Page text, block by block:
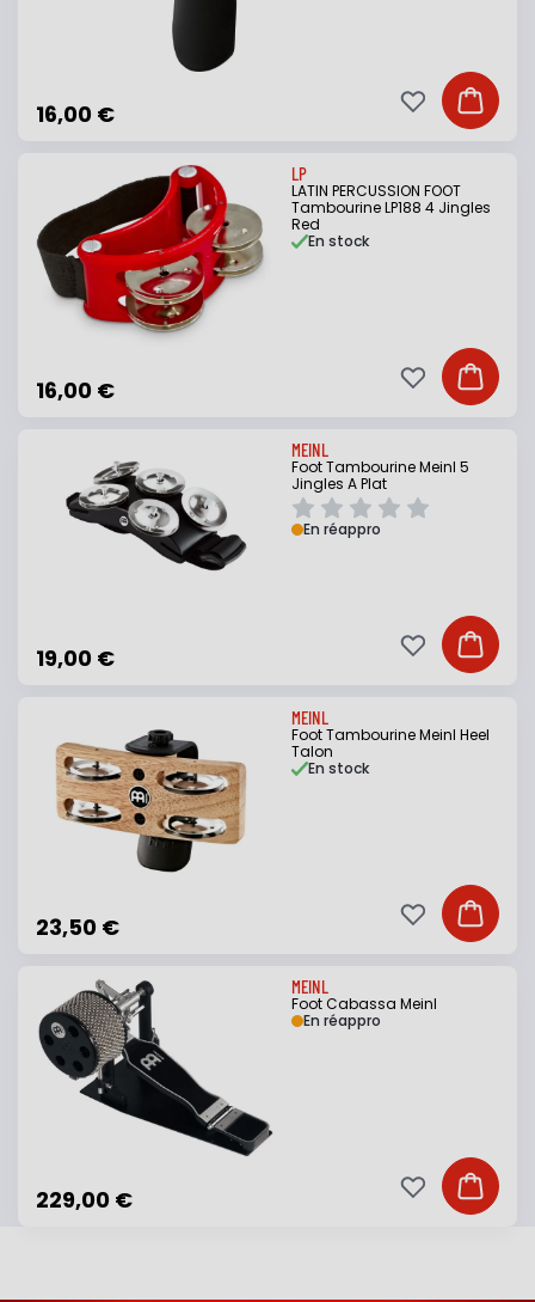
16,00 € Ajouter
Ajouter à ma
LP
LATIN PERCUSSION FOOT
Tambourine LP188 4 Jingles
Red
16,00 €
En stock
Ajouter
Ajouter à ma
MEINL
Foot Tambourine Meinl 5
Jingles A Plat
19,00 €
En réappro
Ajouter
Ajouter à ma
MEINL
Foot Tambourine Meinl Heel
Talon
23,50 €
En stock
Ajouter
Ajouter à ma
MEINL
Foot Cabassa Meinl
229,00 €
En réappro
Ajouter
Ajouter à ma